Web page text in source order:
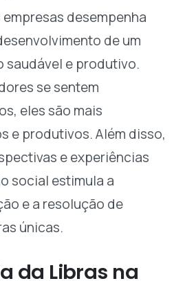
desempenha
de um
saudável e produtivo.
se sentem
eles são mais
e produtivos. Além disso,
e experiências
social estimula a
e a resolução de
únicas.
da Libras na